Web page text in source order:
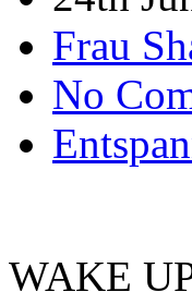
Frau
No
WAKE